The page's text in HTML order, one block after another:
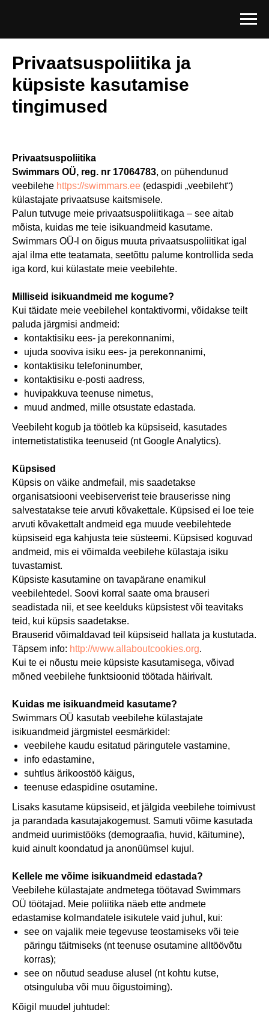
Privaatsuspoliitika ja
küpsiste kasutamise
tingimused
Privaatsuspoliitika
Swimmars OÜ, reg. nr 17064783, on pühendunud
veebilehe https://swimmars.ee (edaspidi „veebileht“)
külastajate privaatsuse kaitsmisele.
Palun tutvuge meie privaatsuspoliitikaga – see aitab
mõista, kuidas me teie isikuandmeid kasutame.
Swimmars OÜ-l on õigus muuta privaatsuspoliitikat igal
ajal ilma ette teatamata, seetõttu palume kontrollida seda
iga kord, kui külastate meie veebilehte.
Milliseid isikuandmeid me kogume?
Kui täidate meie veebilehel kontaktivormi, võidakse teilt
paluda järgmisi andmeid:
kontaktisiku ees- ja perekonnanimi,
ujuda sooviva isiku ees- ja perekonnanimi,
kontaktisiku telefoninumber,
kontaktisiku e-posti aadress,
huvipakkuva teenuse nimetus,
muud andmed, mille otsustate edastada.
Veebileht kogub ja töötleb ka küpsiseid, kasutades
internetistatistika teenuseid (nt Google Analytics).
Küpsised
Küpsis on väike andmefail, mis saadetakse
organisatsiooni veebiserverist teie brauserisse ning
salvestatakse teie arvuti kõvakettale. Küpsised ei loe teie
arvuti kõvakettalt andmeid ega muude veebilehtede
küpsiseid ega kahjusta teie süsteemi. Küpsised koguvad
andmeid, mis ei võimalda veebilehe külastaja isiku
tuvastamist.
Küpsiste kasutamine on tavapärane enamikul
veebilehtedel. Soovi korral saate oma brauseri
seadistada nii, et see keelduks küpsistest või teavitaks
teid, kui küpsis saadetakse.
Brauserid võimaldavad teil küpsiseid hallata ja kustutada.
Täpsem info: http://www.allaboutcookies.org.
Kui te ei nõustu meie küpsiste kasutamisega, võivad
mõned veebilehe funktsioonid töötada häirivalt.
Kuidas me isikuandmeid kasutame?
Swimmars OÜ kasutab veebilehe külastajate
isikuandmeid järgmistel eesmärkidel:
veebilehe kaudu esitatud päringutele vastamine,
info edastamine,
suhtlus ärikoostöö käigus,
teenuse edaspidine osutamine.
Lisaks kasutame küpsiseid, et jälgida veebilehe toimivust
ja parandada kasutajakogemust. Samuti võime kasutada
andmeid uurimistööks (demograafia, huvid, käitumine),
kuid ainult koondatud ja anonüümsel kujul.
Kellele me võime isikuandmeid edastada?
Veebilehe külastajate andmetega töötavad Swimmars
OÜ töötajad. Meie poliitika näeb ette andmete
edastamise kolmandatele isikutele vaid juhul, kui:
see on vajalik meie tegevuse teostamiseks või teie
päringu täitmiseks (nt teenuse osutamine alltöövõtu
korras);
see on nõutud seaduse alusel (nt kohtu kutse,
otsinguluba või muu õigustoiming).
Kõigil muudel juhtudel: